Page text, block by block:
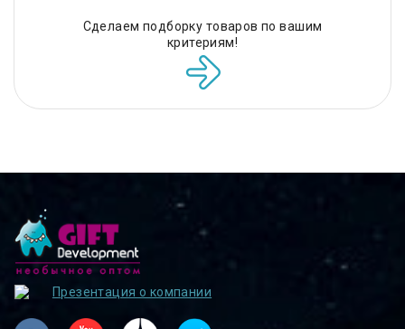
Сделаем подборку товаров по вашим
критериям!
Презентация о компании